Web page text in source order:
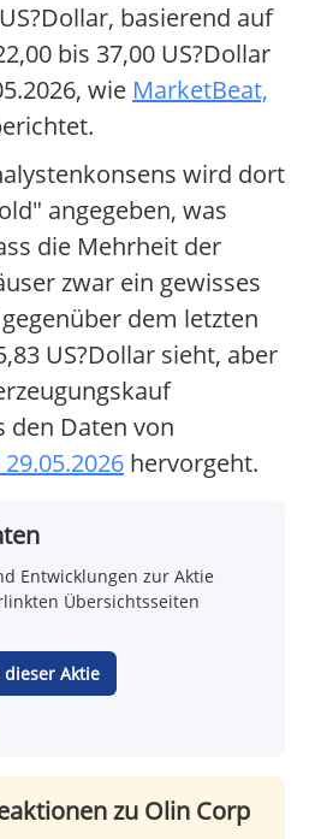
basierend auf
bis 37,00 US?Dollar
wie MarketBeat,
wird dort
angegeben, was
die Mehrheit der
zwar ein gewisses
dem letzten
US?Dollar sieht, aber
den Daten von
hervorgeht.
Entwicklungen zur Aktie
Übersichtsseiten
Aktie
zu Olin Corp